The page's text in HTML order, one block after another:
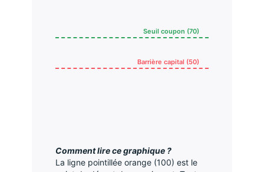
Seuil coupon (70)
Barrière capital (50)
Comment lire ce graphique ?
La ligne pointillée orange (100) est le